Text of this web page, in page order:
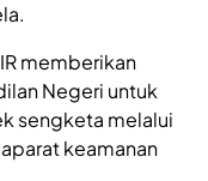
memberikan
Negeri untuk
sengketa melalui
keamanan